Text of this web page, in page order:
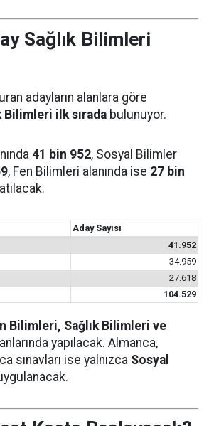
Sağlık Bilimleri
adayların alanlara göre
Bilimleri ilk sırada bulunuyor.
41 bin 952, Sosyal Bilimler
, Fen Bilimleri alanında ise 27 bin
Aday Sayısı
41.952
34.959
27.618
104.529
Bilimleri, Sağlık Bilimleri ve
yapılacak. Almanca,
sınavları ise yalnızca Sosyal